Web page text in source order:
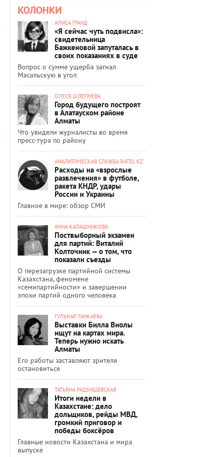
КОЛОНКИ
АЛИСА ГРАНД
«Я сейчас чуть подвисла»:
свидетельница
Бажкеновой запуталась в
своих показаниях в суде
Вопрос о сумме ущерба загнал
Масальскую в угол
ОЛЕСЯ ШЛЕПНЕВА
Город будущего построят
в Алатауском районе
Алматы
Что увидели журналисты во время
пресс-тура по району
АНАЛИТИЧЕСКАЯ СЛУЖБА RATEL.KZ
Расходы на «взрослые
развлечения» в футболе,
ракета КНДР, удары
России и Украины
Главное в мире: обзор СМИ
АННА КАЛАШНИКОВА
Поствыборный экзамен
для партий: Виталий
Колточник — о том, что
показали съезды
О перезагрузке партийной системы
Казахстана, феномене
«семипартийности» и завершении
эпохи партий одного человека
ГУЛЬНАР ТАНКАЕВА
Выставки Билла Виолы
ищут на картах мира.
Теперь нужно искать
Алматы
Его работы заставляют зрителя
остановиться
ТАТЬЯНА РАДЗИШЕВСКАЯ
Итоги недели в
Казахстане: дело
дольщиков, рейды МВД,
громкий приговор и
победы боксёров
Главные новости Казахстана и мира
выпуске